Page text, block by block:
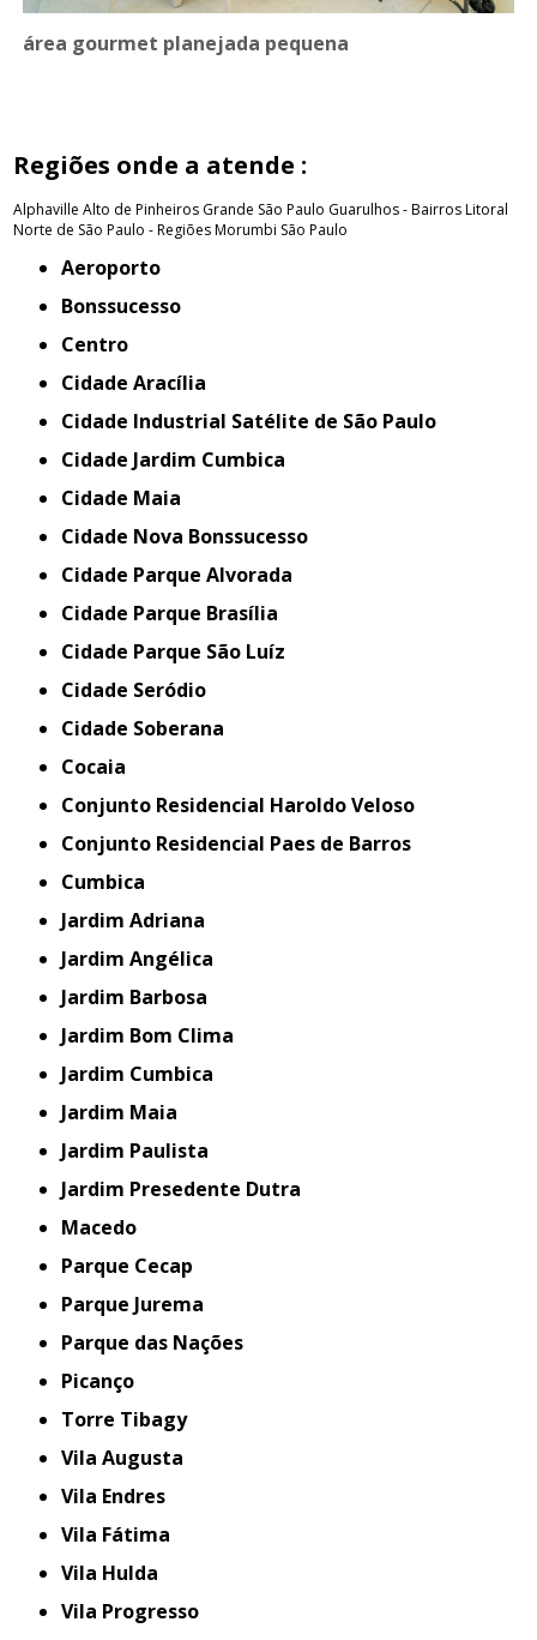
área gourmet planejada pequena
Regiões onde a atende :
Alphaville Alto de Pinheiros Grande São Paulo Guarulhos - BairrosLitoral
Norte de São Paulo - RegiõesMorumbi São Paulo
Aeroporto
Bonssucesso
Centro
Cidade Aracília
Cidade Industrial Satélite de São Paulo
Cidade Jardim Cumbica
Cidade Maia
Cidade Nova Bonssucesso
Cidade Parque Alvorada
Cidade Parque Brasília
Cidade Parque São Luíz
Cidade Seródio
Cidade Soberana
Cocaia
Conjunto Residencial Haroldo Veloso
Conjunto Residencial Paes de Barros
Cumbica
Jardim Adriana
Jardim Angélica
Jardim Barbosa
Jardim Bom Clima
Jardim Cumbica
Jardim Maia
Jardim Paulista
Jardim Presedente Dutra
Macedo
Parque Cecap
Parque Jurema
Parque das Nações
Picanço
Torre Tibagy
Vila Augusta
Vila Endres
Vila Fátima
Vila Hulda
Vila Progresso